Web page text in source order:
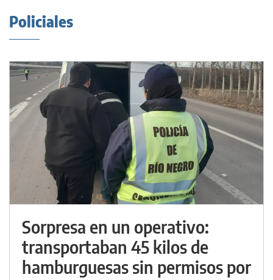
Policiales
Sorpresa en un operativo:
transportaban 45 kilos de
hamburguesas sin permisos por